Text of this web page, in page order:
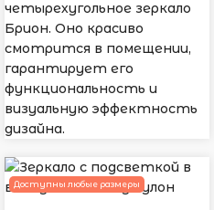
четырехугольное зеркало
Брион. Оно красиво
смотрится в помещении,
гарантирует его
функциональность и
визуальную эффектность
дизайна.
Доступны любые размеры